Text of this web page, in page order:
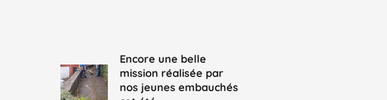
Encore une belle
mission réalisée par
nos jeunes embauchés